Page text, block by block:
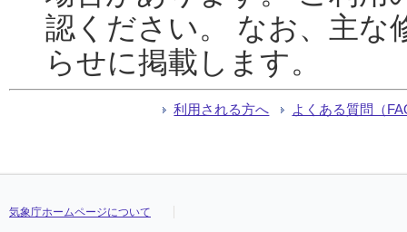
認ください。 なお、主な
らせに掲載します。
利用される方へ よくある質問（
気象庁ホームページについて